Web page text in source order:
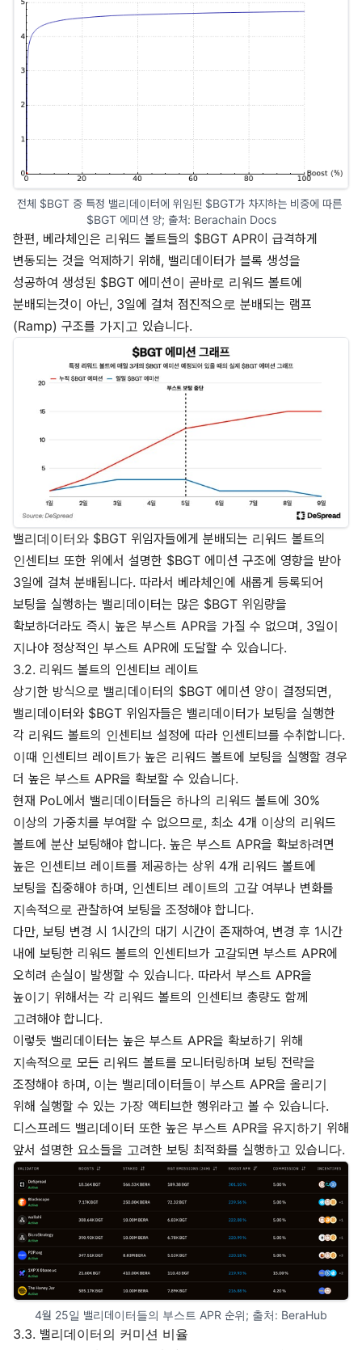
전체 $BGT 중 특정 밸리데이터에 위임된 $BGT가 차지하는 비중에 따른
$BGT 에미션 양; 출처: Berachain Docs
한편, 베라체인은 리워드 볼트들의 $BGT APR이 급격하게
변동되는 것을 억제하기 위해, 밸리데이터가 블록 생성을
성공하여 생성된 $BGT 에미션이 곧바로 리워드 볼트에
분배되는것이 아닌, 3일에 걸쳐 점진적으로 분배되는 램프
(Ramp) 구조를 가지고 있습니다.
밸리데이터와 $BGT 위임자들에게 분배되는 리워드 볼트의
인센티브 또한 위에서 설명한 $BGT 에미션 구조에 영향을 받아
3일에 걸쳐 분배됩니다. 따라서 베라체인에 새롭게 등록되어
보팅을 실행하는 밸리데이터는 많은 $BGT 위임량을
확보하더라도 즉시 높은 부스트 APR을 가질 수 없으며, 3일이
지나야 정상적인 부스트 APR에 도달할 수 있습니다.
3.2. 리워드 볼트의 인센티브 레이트
상기한 방식으로 밸리데이터의 $BGT 에미션 양이 결정되면,
밸리데이터와 $BGT 위임자들은 밸리데이터가 보팅을 실행한
각 리워드 볼트의 인센티브 설정에 따라 인센티브를 수취합니다.
이때 인센티브 레이트가 높은 리워드 볼트에 보팅을 실행할 경우
더 높은 부스트 APR을 확보할 수 있습니다.
현재 PoL에서 밸리데이터들은 하나의 리워드 볼트에 30%
이상의 가중치를 부여할 수 없으므로, 최소 4개 이상의 리워드
볼트에 분산 보팅해야 합니다. 높은 부스트 APR을 확보하려면
높은 인센티브 레이트를 제공하는 상위 4개 리워드 볼트에
보팅을 집중해야 하며, 인센티브 레이트의 고갈 여부나 변화를
지속적으로 관찰하여 보팅을 조정해야 합니다.
다만, 보팅 변경 시 1시간의 대기 시간이 존재하여, 변경 후 1시간
내에 보팅한 리워드 볼트의 인센티브가 고갈되면 부스트 APR에
오히려 손실이 발생할 수 있습니다. 따라서 부스트 APR을
높이기 위해서는 각 리워드 볼트의 인센티브 총량도 함께
고려해야 합니다.
이렇듯 밸리데이터는 높은 부스트 APR을 확보하기 위해
지속적으로 모든 리워드 볼트를 모니터링하며 보팅 전략을
조정해야 하며, 이는 밸리데이터들이 부스트 APR을 올리기
위해 실행할 수 있는 가장 액티브한 행위라고 볼 수 있습니다.
디스프레드 밸리데이터 또한 높은 부스트 APR을 유지하기 위해
앞서 설명한 요소들을 고려한 보팅 최적화를 실행하고 있습니다.
4월 25일 밸리데이터들의 부스트 APR 순위; 출처: BeraHub
3.3. 밸리데이터의 커미션 비율